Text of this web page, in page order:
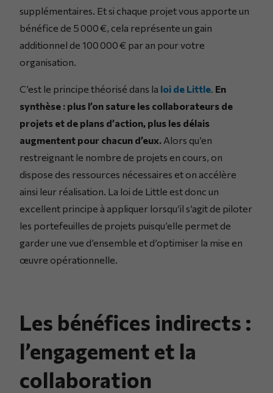
supplémentaires. Et si chaque projet vous apporte un
bénéfice de 5 000 €, cela représente un gain
additionnel de 100 000 € par an pour votre
organisation.
C’est le principe théorisé dans la loi de Little. En
synthèse : plus l’on sature les collaborateurs de
projets et de plans d’action, plus les délais
augmentent pour chacun d’eux. Alors qu’en
restreignant le nombre de projets en cours, on
dispose des ressources nécessaires et on accélère
ainsi leur réalisation. La loi de Little est donc un
excellent principe à appliquer lorsqu’il s’agit de piloter
les portefeuilles de projets puisqu’elle permet de
garder une vue d’ensemble et d’optimiser la mise en
œuvre opérationnelle.
Les bénéfices indirects :
l’engagement et la
collaboration